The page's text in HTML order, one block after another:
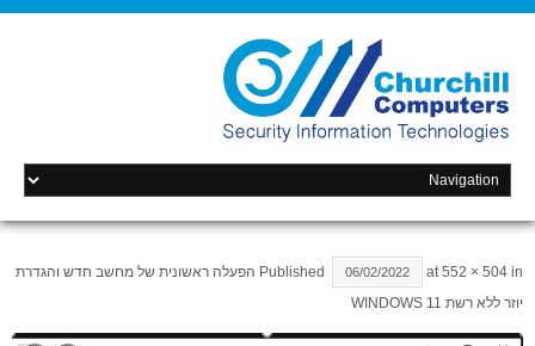
Published 06/02/2022 at552 × 504 in
הפעלה ראשונית של מחשב חדש והגדרת
יוזר ללא רשת WINDOWS 11